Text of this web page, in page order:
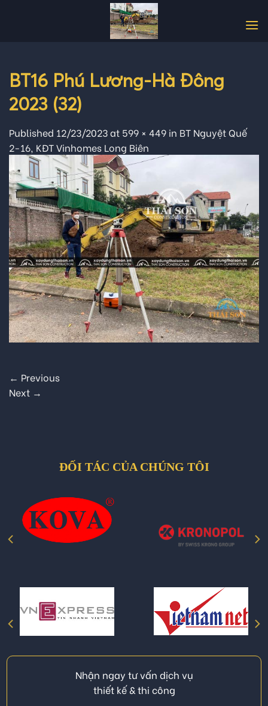
BT16 Phú Lương-Hà Đông
2023 (32)
Published 12/23/2023at 599 × 449 in BT Nguyệt Quế
2-16, KĐT Vinhomes Long Biên
← Previous
Next →
ĐỐI TÁC CỦA CHÚNG TÔI
Nhận ngay tư vấn dịch vụ
thiết kế & thi công